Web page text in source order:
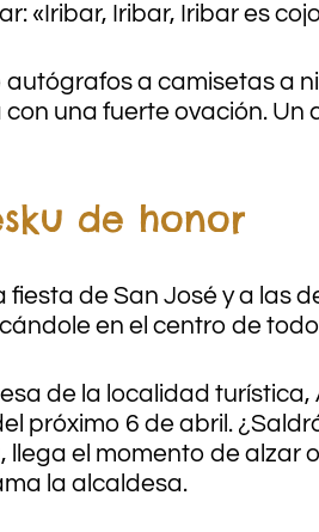
«Iribar, Iribar, Iribar es
a camisetas a
una fuerte ovación. Un
de honor
de San José y a las
en el centro de
de la localidad
próximo 6 de abril.
el momento de alzar
la alcaldesa.